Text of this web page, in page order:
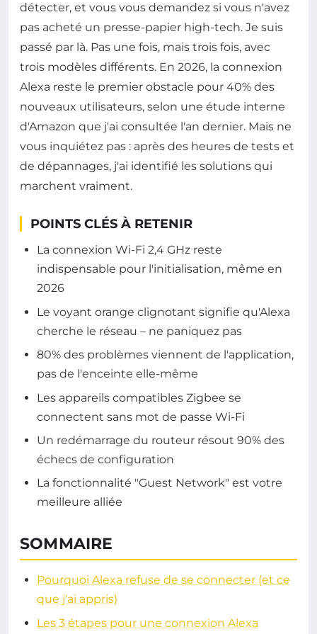
détecter, et vous vous demandez si vous n'avez
pas acheté un presse-papier high-tech. Je suis
passé par là. Pas une fois, mais trois fois, avec
trois modèles différents. En 2026, la connexion
Alexa reste le premier obstacle pour 40% des
nouveaux utilisateurs, selon une étude interne
d'Amazon que j'ai consultée l'an dernier. Mais ne
vous inquiétez pas : après des heures de tests et
de dépannages, j'ai identifié les solutions qui
marchent vraiment.
POINTS CLÉS À RETENIR
La connexion Wi-Fi 2,4 GHz reste
indispensable pour l'initialisation, même en
2026
Le voyant orange clignotant signifie qu'Alexa
cherche le réseau – ne paniquez pas
80% des problèmes viennent de l'application,
pas de l'enceinte elle-même
Les appareils compatibles Zigbee se
connectent sans mot de passe Wi-Fi
Un redémarrage du routeur résout 90% des
échecs de configuration
La fonctionnalité "Guest Network" est votre
meilleure alliée
SOMMAIRE
Pourquoi Alexa refuse de se connecter (et ce
que j'ai appris)
Les 3 étapes pour une connexion Alexa